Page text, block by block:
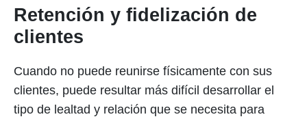
Retención y fidelización de
clientes
Cuando no puede reunirse físicamente con sus
clientes, puede resultar más difícil desarrollar el
tipo de lealtad y relación que se necesita para